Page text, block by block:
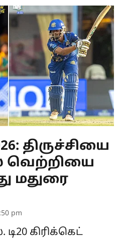
திருச்சியை
வெற்றியை
மதுரை
pm
டி20 கிரிக்கெட்